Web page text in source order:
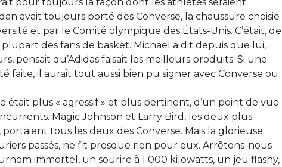
avait toujours porté des Converse, la chaussure choisie
et par le Comité olympique des États-Unis. C’était, de
des fans de basket. Michael a dit depuis que lui,
pensait qu’Adidas faisait les meilleurs produits. Si une
faite, il aurait tout aussi bien pu signer avec Converse ou
était plus « agressif » et plus pertinent, d’un point de vue
Magic Johnson et Larry Bird, les deux plus
tous les deux des Converse. Mais la glorieuse
passés, ne fit presque rien pour eux. Arrêtons-nous
immortel, un sourire à 1 000 kilowatts, un jeu flashy,